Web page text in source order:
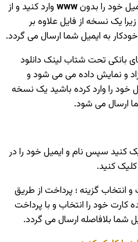
خود را بدون
وارد کنید و از
یک نسخه از فایل علاوه بر
به ایمیل شما ارسال می گردد.
بانکی تحت شتاب لینک دانلود
و نمایش داده می می شود و
خود را وارد کرده باشید یک نسخه
ارسال می شود.
کنید سپس نام و ایمیل خود را در
کلیک کنید.
انتخاب گزینه ؛ پرداخت از طریق
کارت خود را انتخاب و با پرداخت
شما بلافاصله ارسال می گردد.